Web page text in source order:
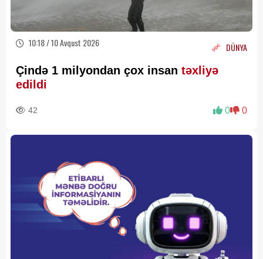
10:18 / 10 Avqust 2026 DÜNYA
Çində 1 milyondan çox insan təxliyə
edildi
42 0 0